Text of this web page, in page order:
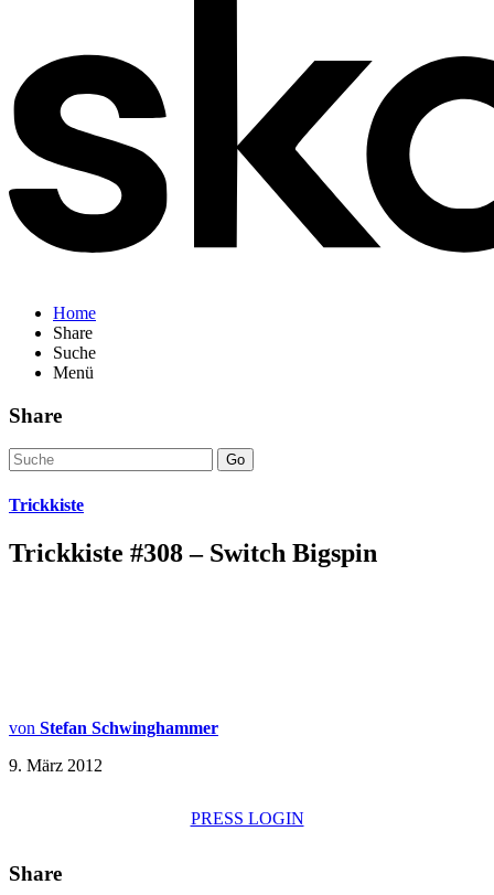
Home
Share
Suche
Menü
Share
Go
Trickkiste
Trickkiste #308 – Switch Bigspin
von Stefan Schwinghammer
9. März 2012
PRESS LOGIN
Share